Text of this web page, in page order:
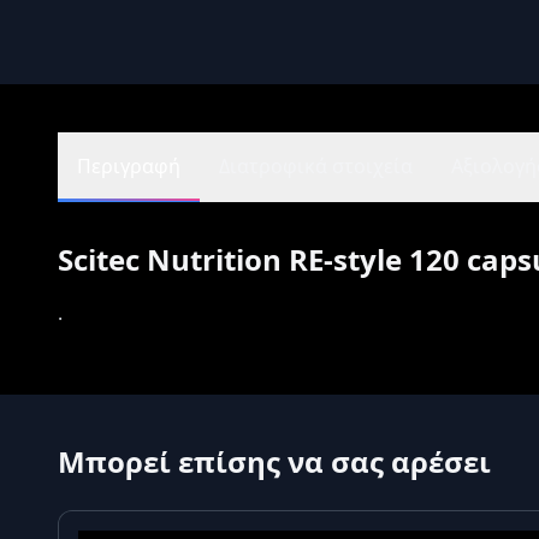
Scitec Nutrition RE-style 120
.
Μπορεί επίσης να σας αρέσει